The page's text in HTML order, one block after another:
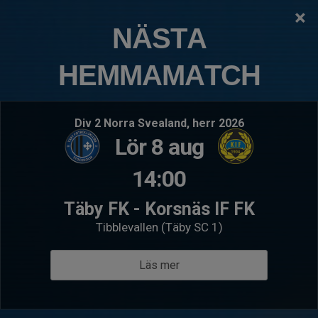
Logga in
TÄBY FOTBOLLSKLUBB
P2015:6 Roslags Näsby
×
NÄSTA
HEMMAMATCH
Div 2 Norra Svealand, herr 2026
Lör 8 aug
14:00
Täby FK - Korsnäs IF FK
Tibblevallen (Täby SC 1)
Läs mer
Sön 23 aug 11:30 - S:t Erikscupen
P2015:6 Roslags Näsby Medel
Välkommen till P2015:6 RoslagsNäsby